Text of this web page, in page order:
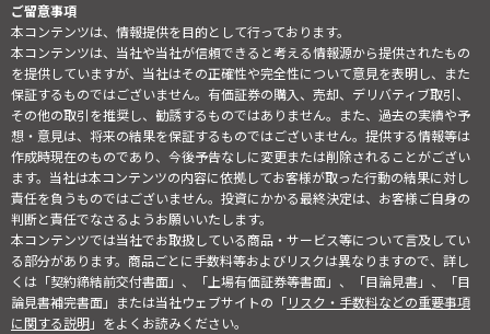
ご留意事項
本コンテンツは、情報提供を目的として行っております。
本コンテンツは、当社や当社が信頼できると考える情報源から提供されたもの
を提供していますが、当社はその正確性や完全性について意見を表明し、また
保証するものではございません。有価証券の購入、売却、デリバティブ取引、
その他の取引を推奨し、勧誘するものではありません。また、過去の実績や予
想・意見は、将来の結果を保証するものではございません。提供する情報等は
作成時現在のものであり、今後予告なしに変更または削除されることがござい
ます。当社は本コンテンツの内容に依拠してお客様が取った行動の結果に対し
責任を負うものではございません。投資にかかる最終決定は、お客様ご自身の
判断と責任でなさるようお願いいたします。
本コンテンツでは当社でお取扱している商品・サービス等について言及してい
る部分があります。商品ごとに手数料等およびリスクは異なりますので、詳し
くは「契約締結前交付書面」、「上場有価証券等書面」、「目論見書」、「目
論見書補完書面」または当社ウェブサイトの「リスク・手数料などの重要事項
に関する説明」をよくお読みください。